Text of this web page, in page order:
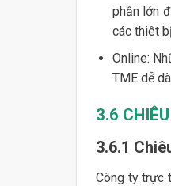
phần lớn
các thiêt
Online:
TME dễ
3.6
3.6.1
Công ty trực